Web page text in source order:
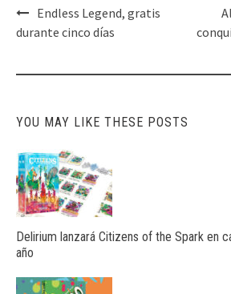
Post
navigation
Endless Legend, gratis
durante cinco días
YOU MAY LIKE THESE POSTS
Delirium lanzará Citizens of the Spark en
año